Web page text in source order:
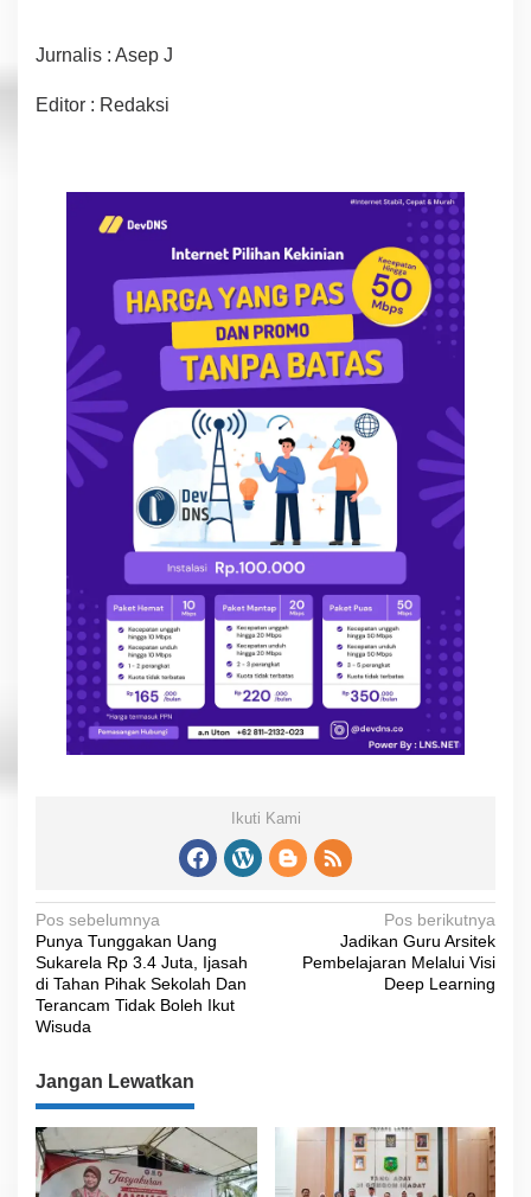
Jurnalis : Asep J
Editor : Redaksi
Ikuti Kami
N
a
v
i
a
s
i
Pos sebelumnya
Punya Tunggakan Uang
Sukarela Rp 3.4 Juta, Ijasah
di Tahan Pihak Sekolah Dan
Terancam Tidak Boleh Ikut
Wisuda
Pos berikutnya
Jadikan Guru Arsitek
Pembelajaran Melalui Visi
Deep Learning
Jangan Lewatkan